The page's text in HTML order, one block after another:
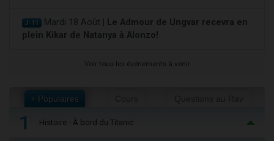
J-11 Mardi 18 Août |
Le Admour de Ungvar recevra en
plein Kikar de Natanya à Alonzo!
Voir tous les événements à venir
+ Populaires
1 Histoire - À bord du Titanic